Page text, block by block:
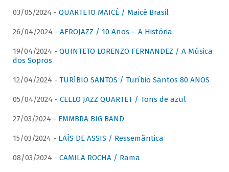
03/05/2024 - QUARTETO MAICÉ / Maicé Brasil
26/04/2024 - AFROJAZZ / 10 Anos – A História
19/04/2024 - QUINTETO LORENZO FERNANDEZ / A Música
dos Sopros
12/04/2024 - TURÍBIO SANTOS / Turíbio Santos 80 ANOS
05/04/2024 - CELLO JAZZ QUARTET / Tons de azul
27/03/2024 - EMMBRA BIG BAND
15/03/2024 - LAÍS DE ASSIS / Ressemântica
08/03/2024 - CAMILA ROCHA / Rama